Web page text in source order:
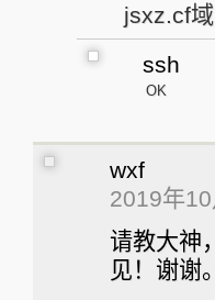
jsxz.cf
ssh
OK
wxf
2019年
请教大神
见！谢谢。